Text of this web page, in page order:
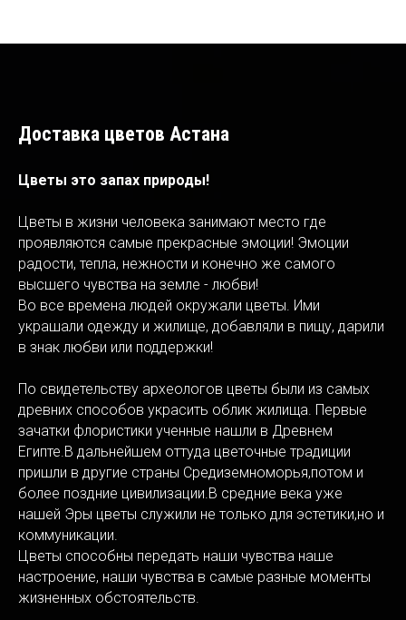
Доставка цветов Астана
Цветы это запах природы!
Цветы в жизни человека занимают место где
проявляются самые прекрасные эмоции! Эмоции
радости, тепла, нежности и конечно же самого
высшего чувства на земле - любви!
Во все времена людей окружали цветы. Ими
украшали одежду и жилище, добавляли в пищу, дарили
в знак любви или поддержки!
По свидетельству археологов цветы были из самых
древних способов украсить облик жилища. Первые
зачатки флористики ученные нашли в Древнем
Египте.В дальнейшем оттуда цветочные традиции
пришли в другие страны Средиземноморья,потом и
более поздние цивилизации.В средние века уже
нашей Эры цветы служили не только для эстетики,но и
коммуникации.
Цветы способны передать наши чувства наше
настроение, наши чувства в самые разные моменты
жизненных обстоятельств.